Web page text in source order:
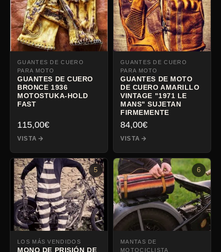
GUANTES DE CUERO
PARA MOTO
GUANTES DE CUERO
BRONCE 1936
MOTOSTUKA-HOLD
FAST
115,00€
VISTA
GUANTES DE CUERO
PARA MOTO
GUANTES DE MOTO
DE CUERO AMARILLO
VINTAGE "1971 LE
MANS" SUJETAN
FIRMEMENTE
84,00€
VISTA
5
LOS MÁS VENDIDOS
MONO DE PRISIÓN DE
6
MANTAS DE
MOTOCICLISTA